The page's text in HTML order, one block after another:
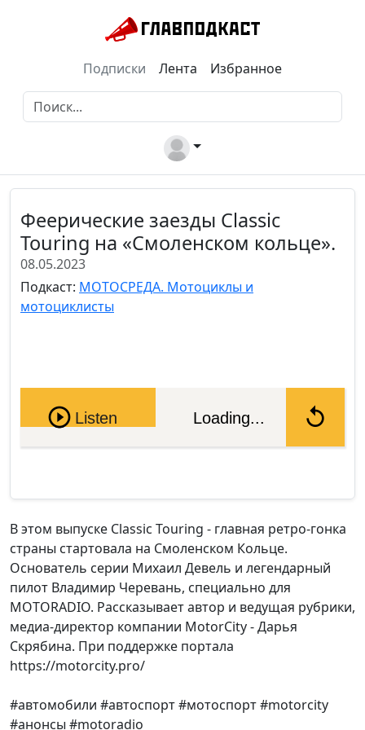
Подписки Лента Избранное
Феерические заезды Classic
Touring на «Смоленском кольце».
08.05.2023
Подкаст: МОТОСРЕДА. Мотоциклы и
мотоциклисты
Pause
Listen Loading...
В этом выпуске Classic Touring - главная ретро-гонка
страны стартовала на Смоленском Кольце.
Основатель серии Михаил Девель и легендарный
пилот Владимир Черевань, специально для
MOTORADIO. Рассказывает автор и ведущая рубрики,
медиа-директор компании MotorCity - Дарья
Скрябина. При поддержке портала
https://motorcity.pro/
#автомобили #автоспорт #мотоспорт #motorcity
#анонсы #motoradio